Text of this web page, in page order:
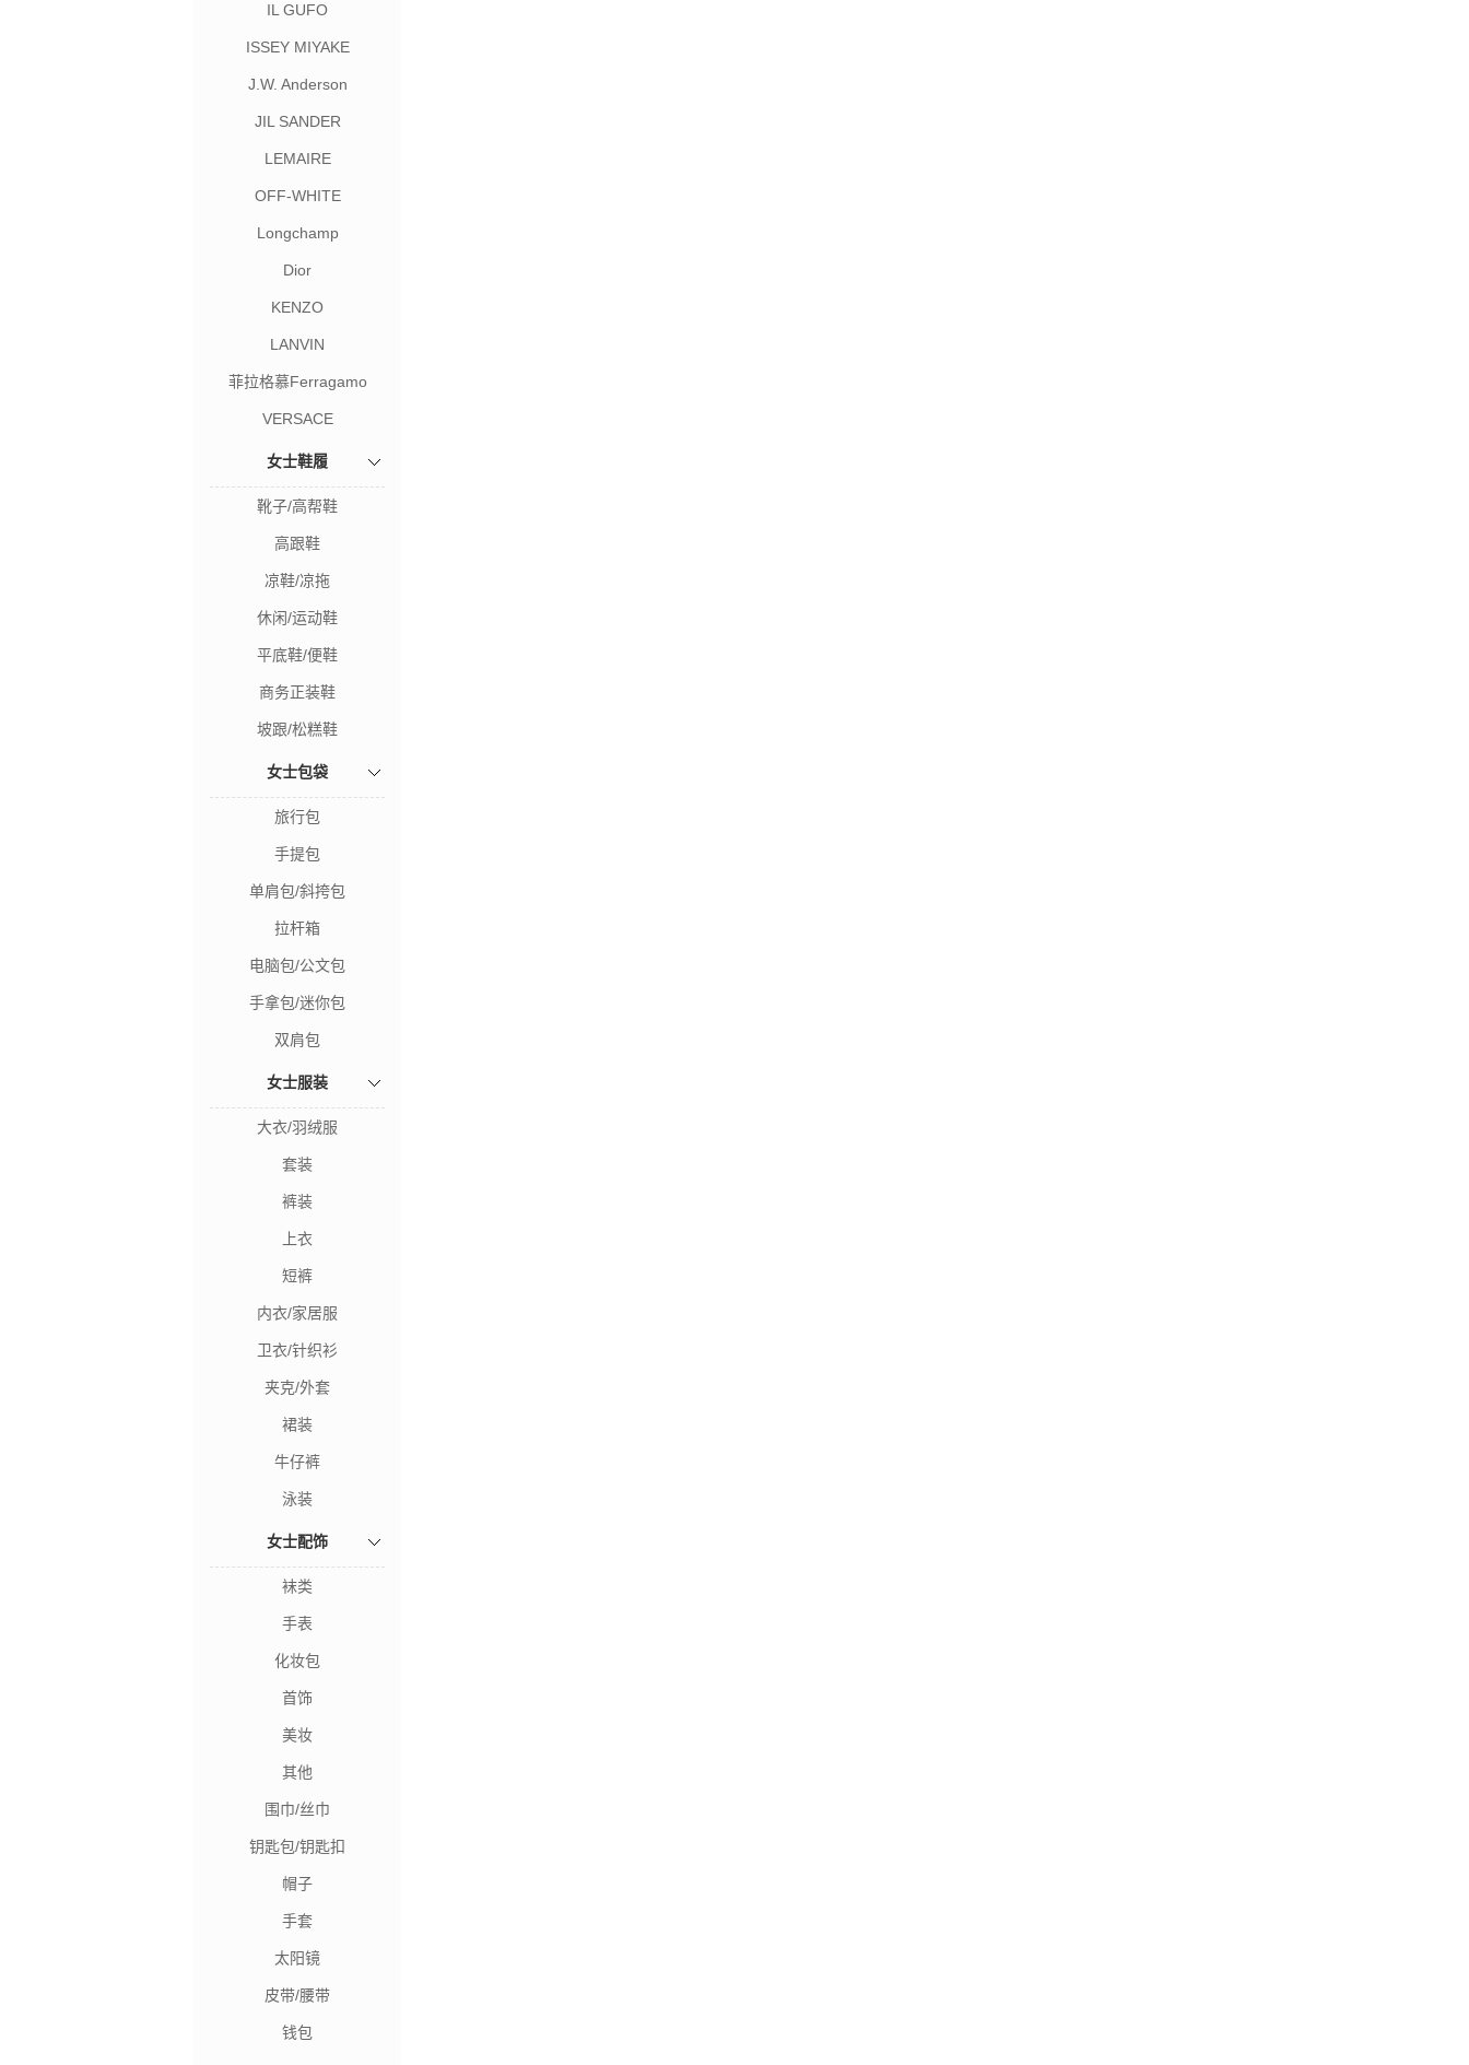
IL GUFO
ISSEY MIYAKE
J.W. Anderson
JIL SANDER
LEMAIRE
OFF-WHITE
Longchamp
Dior
KENZO
LANVIN
菲拉格慕Ferragamo
VERSACE
女士鞋履
靴子/高帮鞋
高跟鞋
凉鞋/凉拖
休闲/运动鞋
平底鞋/便鞋
商务正装鞋
坡跟/松糕鞋
女士包袋
旅行包
手提包
单肩包/斜挎包
拉杆箱
电脑包/公文包
手拿包/迷你包
双肩包
女士服装
大衣/羽绒服
套装
裤装
上衣
短裤
内衣/家居服
卫衣/针织衫
夹克/外套
裙装
牛仔裤
泳装
女士配饰
袜类
手表
化妆包
首饰
美妆
其他
围巾/丝巾
钥匙包/钥匙扣
帽子
手套
太阳镜
皮带/腰带
钱包